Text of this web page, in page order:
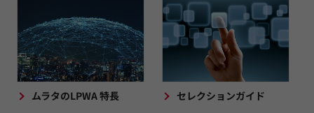
ムラタのLPWA 特長 セレクションガイド